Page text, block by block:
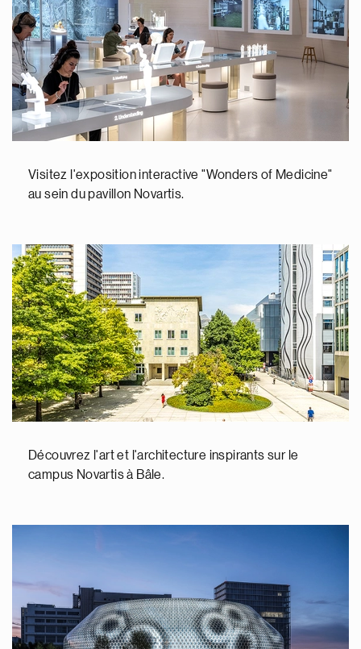
Visitez l'exposition interactive "Wonders of Medicine"
au sein du pavillon Novartis.
Découvrez l'art et l'architecture inspirants sur le
campus Novartis à Bâle.